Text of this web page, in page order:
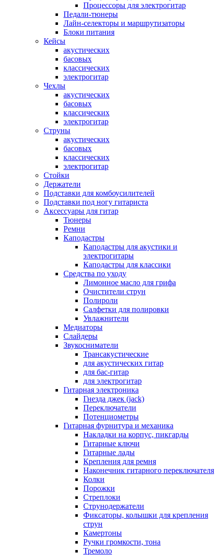
Процессоры для электрогитар
Педали-тюнеры
Лайн-селекторы и маршрутизаторы
Блоки питания
Кейсы
акустических
басовых
классических
электрогитар
Чехлы
акустических
басовых
классических
электрогитар
Струны
акустических
басовых
классических
электрогитар
Стойки
Держатели
Подставки для комбоусилителей
Подставки под ногу гитариста
Аксессуары для гитар
Тюнеры
Ремни
Каподастры
Каподастры для акустики и
электрогитары
Каподастры для классики
Средства по уходу
Лимонное масло для грифа
Очистители струн
Полироли
Салфетки для полировки
Увлажнители
Медиаторы
Слайдеры
Звукосниматели
Трансакустические
для акустических гитар
для бас-гитар
для электрогитар
Гитарная электроника
Гнезда джек (jack)
Переключатели
Потенциометры
Гитарная фурнитура и механика
Накладки на корпус, пикгарды
Гитарные ключи
Гитарные лады
Крепления для ремня
Наконечник гитарного переключателя
Колки
Порожки
Стреплоки
Струнодержатели
Фиксаторы, колышки для крепления
струн
Камертоны
Ручки громкости, тона
Тремоло